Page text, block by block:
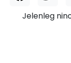
Jelenleg